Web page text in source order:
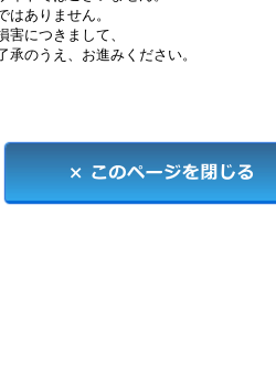
ありません。
につきまして、
のうえ、お進みください。